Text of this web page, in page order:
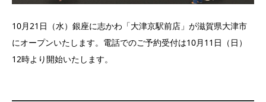
10月21日（水）銀座に志かわ「大津京駅前店」が滋賀県大津市
にオープンいたします。電話でのご予約受付は10月11日（日）
12時より開始いたします。